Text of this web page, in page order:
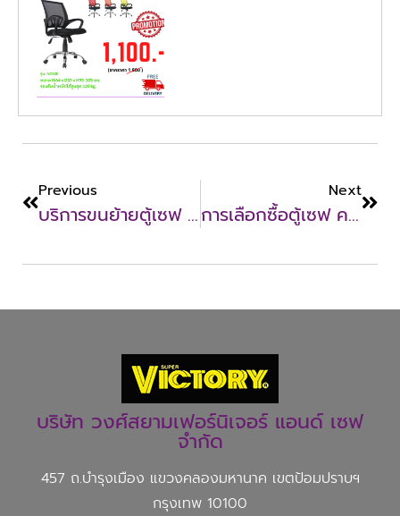
Previous
บริการขนย้ายตู้เซฟ ตู้นิรภัย
Next
การเลือกซื้อตู้เซฟ ควรดูอะไรบ้าง
บริษัท วงศ์สยามเฟอร์นิเจอร์ แอนด์ เซฟ
จำกัด
457 ถ.บำรุงเมือง แขวงคลองมหานาค เขตป้อมปราบฯ
กรุงเทพ 10100